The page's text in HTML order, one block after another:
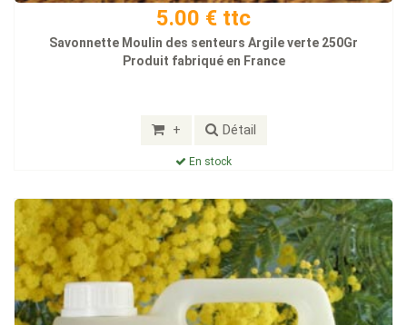
5.00 € ttc
Savonnette Moulin des senteurs Argile verte 250Gr
Produit fabriqué en France
+ Détail
En stock